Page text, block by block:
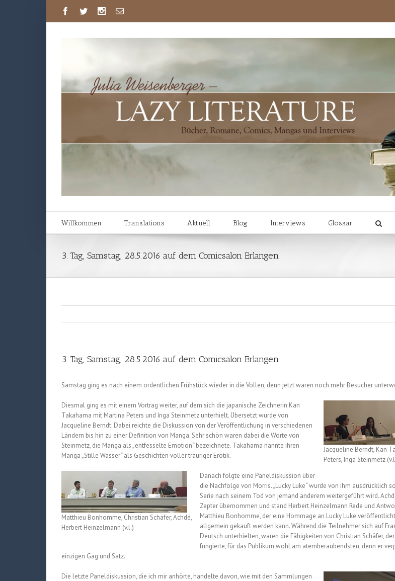
Willkommen Translations Aktuell Blog Interviews Glossar
3. Tag, Samstag, 28.5.2016 auf dem Comicsalon Erlangen
3. Tag, Samstag, 28.5.2016 auf dem Comicsalon Erlangen
Samstag ging es nach einem ordentlichen Frühstück wieder in die Vollen, denn jetzt waren noch mehr Besucher
Jacqueline Berndt, Kan
Peters, Inga Steinmetz
Diesmal ging es mit einem Vortrag weiter, auf dem sich die japanische Zeichnerin Kan
Takahama mit Martina Peters und Inga Steinmetz unterhielt. Übersetzt wurde von
Jacqueline Berndt. Dabei reichte die Diskussion von der Veröffentlichung in verschiedenen
Ländern bis hin zu einer Definition von Manga. Sehr schön waren dabei die Worte von
Steinmetz, die Manga als „entfesselte Emotion“ bezeichnete. Takahama nannte ihren
Manga „Stille Wasser“ als Geschichten voller trauriger Erotik.
Matthieu Bonhomme, Christian Schäfer, Achdé,
Herbert Heinzelmann (v.l.)
Danach folgte eine Paneldiskussion über
die Nachfolge von Morris. „Lucky Luke“ wurde von ihm ausdrücklich
Serie nach seinem Tod von jemand anderem weitergeführt wird.
Zepter übernommen und stand Herbert Heinzelmann Rede und
Matthieu Bonhomme, der eine Hommage an Lucky Luke
allgemein gekauft werden kann. Während die Teilnehmer sich auf
Deutsch unterhielten, waren die Fähigkeiten von Christian Schäfer,
fungierte, für das Publikum wohl am atemberaubendsten, denn er
einzigen Gag und Satz.
Die letzte Paneldiskussion, die ich mir anhörte, handelte davon, wie mit den Sammlungen